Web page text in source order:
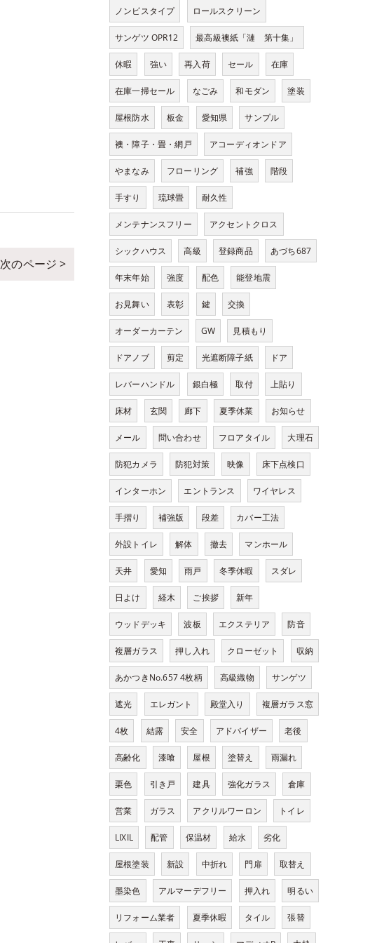
次のページ >
ノンビスタイプ ロールスクリーン
サンゲツ OPR12 最高級襖紙「漣 第十集」
休暇 強い 再入荷 セール 在庫
在庫一掃セール なごみ 和モダン 塗装
屋根防水 板金 愛知県 サンプル
襖・障子・畳・網戸 アコーディオンドア
やまなみ フローリング 補強 階段
手すり 琉球畳 耐久性
メンテナンスフリー アクセントクロス
シックハウス 高級 登録商品 あづち687
年末年始 強度 配色 能登地震
お見舞い 表彰 鍵 交換
オーダーカーテン GW 見積もり
ドアノブ 剪定 光遮断障子紙 ドア
レバーハンドル 銀白極 取付 上貼り
床材 玄関 廊下 夏季休業 お知らせ
メール 問い合わせ フロアタイル 大理石
防犯カメラ 防犯対策 映像 床下点検口
インターホン エントランス ワイヤレス
手摺り 補強版 段差 カバー工法
外設トイレ 解体 撤去 マンホール
天井 愛知 雨戸 冬季休暇 スダレ
日よけ 経木 ご挨拶 新年
ウッドデッキ 波板 エクステリア 防音
複層ガラス 押し入れ クローゼット 収納
あかつきNo.657 4枚柄 高級織物 サンゲツ
遮光 エレガント 殿堂入り 複層ガラス窓
4枚 結露 安全 アドバイザー 老後
高齢化 漆喰 屋根 塗替え 雨漏れ
栗色 引き戸 建具 強化ガラス 倉庫
営業 ガラス アクリルワーロン トイレ
LIXIL 配管 保温材 給水 劣化
屋根塗装 新設 中折れ 門扉 取替え
墨染色 アルマーデフリー 押入れ 明るい
リフォーム業者 夏季休暇 タイル 張替